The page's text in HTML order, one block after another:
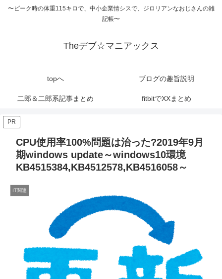
〜ピーク時の体重115キロで、中小企業情シスで、ジロリアンなおじさんの雑
記帳〜
Theデブ☆マニアックス
topへ ブログの趣旨説明
二郎＆二郎系記事まとめ fitbitでXXまとめ
PR
CPU使用率100%問題は治った?2019年9月
期windows update～windows10環境
KB4515384,KB4512578,KB4516058～
IT関連